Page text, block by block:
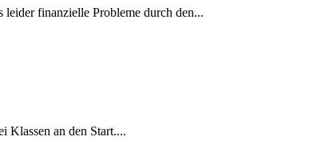
finanzielle Probleme durch den...
Klassen an den Start....